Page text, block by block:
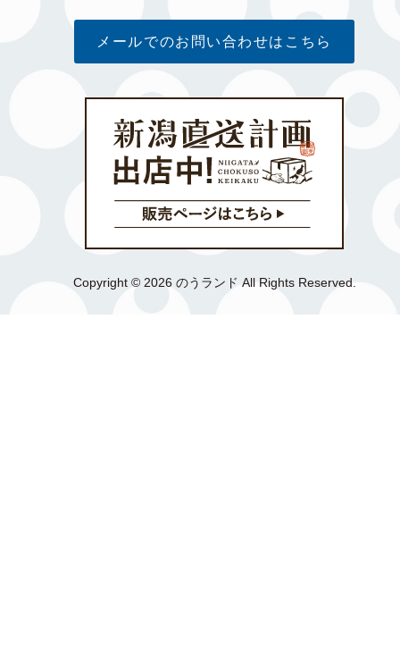
メールでのお問い合わせはこちら
Copyright © 2026 のうランド All Rights Reserved.